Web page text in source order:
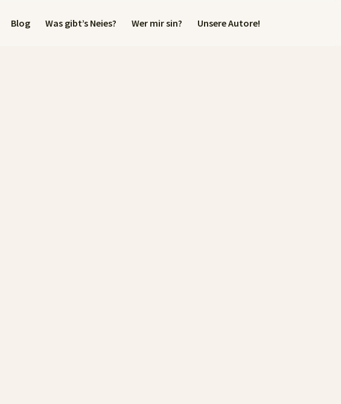
Blog Was gibt’s Neies? Wer mir sin? Unsere Autore!